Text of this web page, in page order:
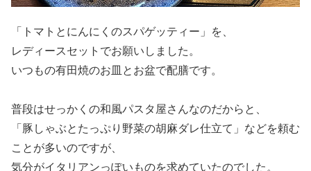
「トマトとにんにくのスパゲッティー」を、
レディースセットでお願いしました。
いつもの有田焼のお皿とお盆で配膳です。
普段はせっかくの和風パスタ屋さんなのだからと、
「豚しゃぶとたっぷり野菜の胡麻ダレ仕立て」などを頼む
ことが多いのですが、
気分がイタリアンっぽいものを求めていたのでした。